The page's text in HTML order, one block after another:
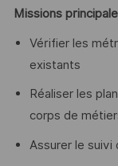
Missions
Vérifier les
existants
Réaliser les
corps de
Assurer le suivi